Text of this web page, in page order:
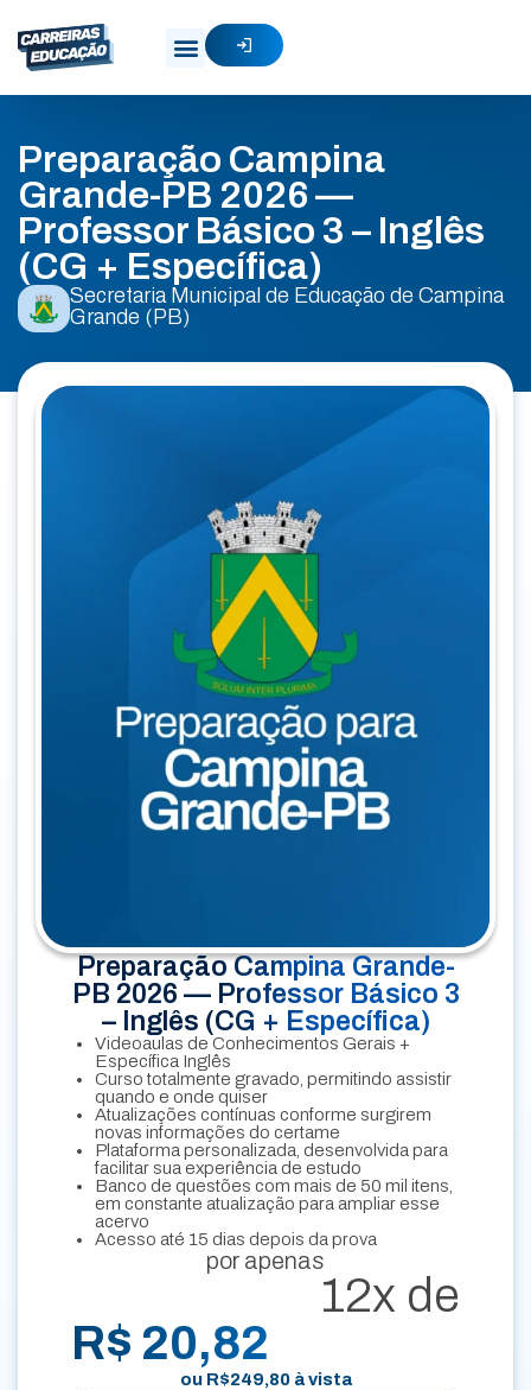
Preparação Campina
Grande-PB 2026 —
Professor Básico 3 – Inglês
(CG + Específica)
Secretaria Municipal de Educação de Campina
Grande (PB)
Preparação Campina Grande-
PB 2026 — Professor Básico 3
– Inglês (CG + Específica)
Videoaulas de Conhecimentos Gerais +
Específica Inglês
Curso totalmente gravado, permitindo assistir
quando e onde quiser
Atualizações contínuas conforme surgirem
novas informações do certame
Plataforma personalizada, desenvolvida para
facilitar sua experiência de estudo
Banco de questões com mais de 50 mil itens,
em constante atualização para ampliar esse
acervo
Acesso até 15 dias depois da prova
por apenas
12x de
R$ 20,82
ou R$249,80à vista